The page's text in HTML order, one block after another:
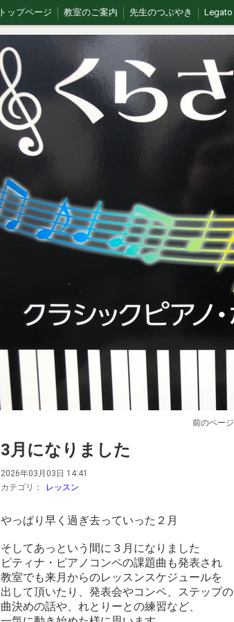
トップページ 教室のご案内 先生のつぶやき Legato
前のページ
3月になりました
2026年03月03日 14:41
カテゴリ：
レッスン
やっぱり早く過ぎ去っていった２月
そしてあっという間に３月になりました
ピティナ・ピアノコンペの課題曲も発表され
教室でも来月からのレッスンスケジュールを
出して頂いたり、発表会やコンペ、ステップの
曲決めの話や、れとりーとの練習など、